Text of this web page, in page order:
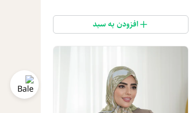
افزودن به سبد